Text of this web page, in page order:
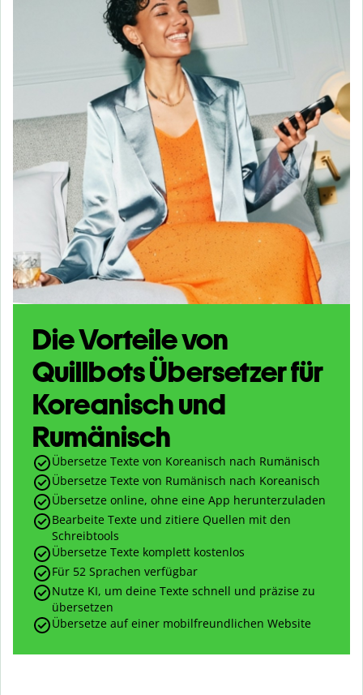
Die Vorteile von
Quillbots Übersetzer für
Koreanisch und
Rumänisch
Übersetze Texte von Koreanisch nach Rumänisch
Übersetze Texte von Rumänisch nach Koreanisch
Übersetze online, ohne eine App herunterzuladen
Bearbeite Texte und zitiere Quellen mit den
Schreibtools
Übersetze Texte komplett kostenlos
Für 52 Sprachen verfügbar
Nutze KI, um deine Texte schnell und präzise zu
übersetzen
Übersetze auf einer mobilfreundlichen Website